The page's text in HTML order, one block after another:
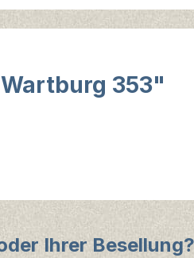
353"
Ihrer Besellung?